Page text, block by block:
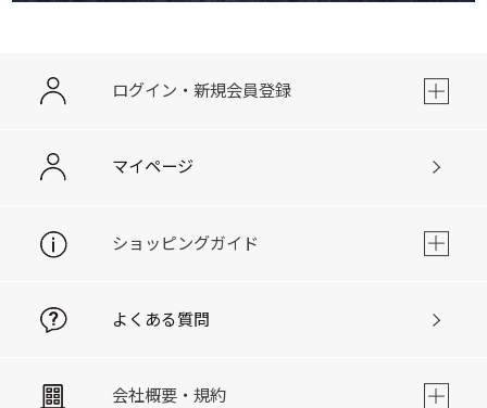
ログイン・新規会員登録
マイページ
ショッピングガイド
よくある質問
会社概要・規約